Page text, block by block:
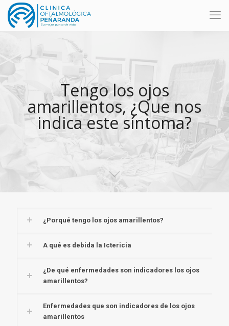
Tengo los ojos
amarillentos, ¿Que nos
indica este síntoma?
¿Porqué tengo los ojos amarillentos?
A qué es debida la Ictericia
¿De qué enfermedades son indicadores los ojos
amarillentos?
Enfermedades que son indicadores de los ojos
amarillentos